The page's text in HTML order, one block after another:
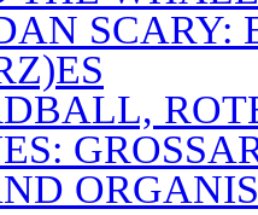
SCARY: